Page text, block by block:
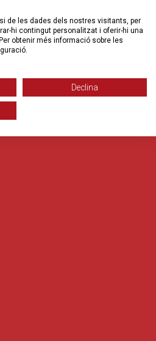
de les dades dels nostres visitants, per
hi contingut personalitzat i oferir-hi una
obtenir més informació sobre les
Declina